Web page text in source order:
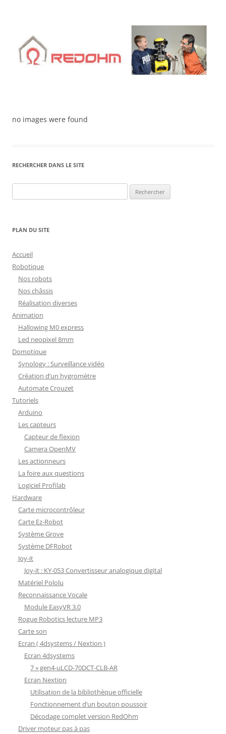
no images were found
RECHERCHER DANS LE SITE
PLAN DU SITE
Accueil
Robotique
Nos robots
Nos châssis
Réalisation diverses
Animation
Hallowing M0 express
Led neopixel 8mm
Domotique
Synology : Surveillance vidéo
Création d’un hygromètre
Automate Crouzet
Tutoriels
Arduino
Les capteurs
Capteur de flexion
Camera OpenMV
Les actionneurs
La foire aux questions
Logiciel Profilab
Hardware
Carte microcontrôleur
Carte Ez-Robot
Système Grove
Système DFRobot
Joy-it
Joy-it : KY-053 Convertisseur analogique digital
Matériel Pololu
Reconnaissance Vocale
Module EasyVR 3.0
Rogue Robotics lecture MP3
Carte son
Ecran ( 4dsystems / Nextion )
Ecran 4dsystems
7 » gen4-uLCD-70DCT-CLB-AR
Ecran Nextion
Utilisation de la bibliothèque officielle
Fonctionnement d’un bouton poussoir
Décodage complet version RedOhm
Driver moteur pas à pas